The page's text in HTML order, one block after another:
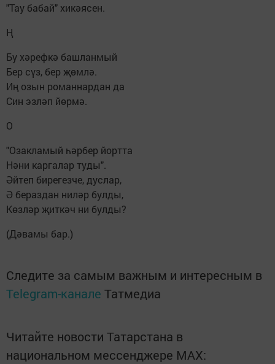
"Тау бабай" хикәясен.
Ң
Бу хәрефкә башланмый
Бер сүз, бер җөмлә.
Иң озын романнардан да
Син эзләп йөрмә.
О
"Озакламый һәрбер йортта
Нәни каргалар туды".
Әйтеп бирегезче, дуслар,
Ә бераздан ниләр булды,
Көзләр җиткәч ни булды?
(Дәвамы бар.)
Следите за самым важным и интересным в
Telegram-канале Татмедиа
Читайте новости Татарстана в
национальном мессенджере MАХ: